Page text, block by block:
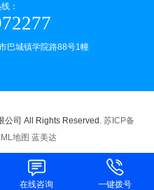
：
巴城镇学院路88号1幢
司 All Rights Reserved. 苏ICP备
地图 蓝美达
在线咨询 一键拨号